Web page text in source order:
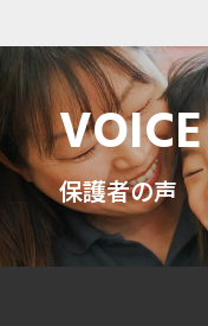
VOICE
保護者の声